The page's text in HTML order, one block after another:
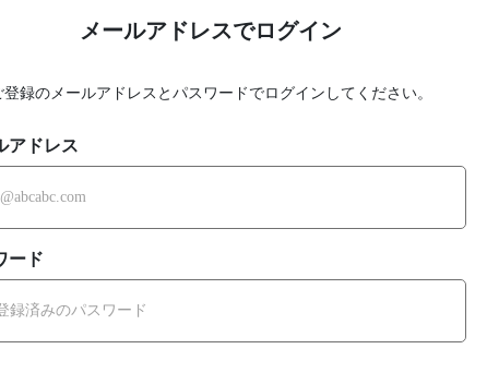
メールアドレスでログイン
登録のメールアドレスとパスワードでログインしてください。
アドレス
ード